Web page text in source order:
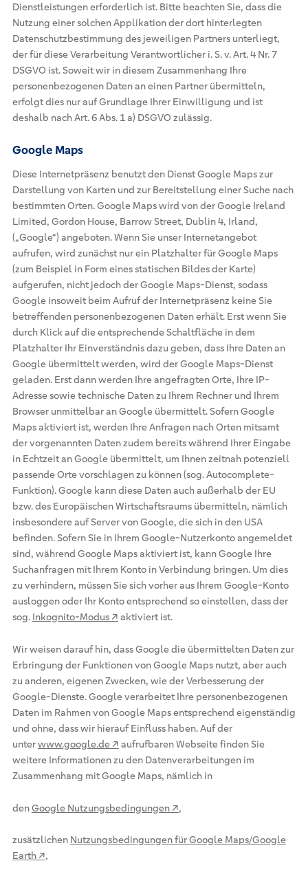
Dienstleistungen erforderlich ist. Bitte beachten Sie, dass die
Nutzung einer solchen Applikation der dort hinterlegten
Datenschutzbestimmung des jeweiligen Partners unterliegt,
der für diese Verarbeitung Verantwortlicher i. S. v. Art. 4 Nr. 7
DSGVO ist. Soweit wir in diesem Zusammenhang Ihre
personenbezogenen Daten an einen Partner übermitteln,
erfolgt dies nur auf Grundlage Ihrer Einwilligung und ist
deshalb nach Art. 6 Abs. 1 a) DSGVO zulässig.
Google Maps
Diese Internetpräsenz benutzt den Dienst Google Maps zur
Darstellung von Karten und zur Bereitstellung einer Suche nach
bestimmten Orten. Google Maps wird von der Google Ireland
Limited, Gordon House, Barrow Street, Dublin 4, Irland,
(„Google“) angeboten. Wenn Sie unser Internetangebot
aufrufen, wird zunächst nur ein Platzhalter für Google Maps
(zum Beispiel in Form eines statischen Bildes der Karte)
aufgerufen, nicht jedoch der Google Maps-Dienst, sodass
Google insoweit beim Aufruf der Internetpräsenz keine Sie
betreffenden personenbezogenen Daten erhält. Erst wenn Sie
durch Klick auf die entsprechende Schaltfläche in dem
Platzhalter Ihr Einverständnis dazu geben, dass Ihre Daten an
Google übermittelt werden, wird der Google Maps-Dienst
geladen. Erst dann werden Ihre angefragten Orte, Ihre IP-
Adresse sowie technische Daten zu Ihrem Rechner und Ihrem
Browser unmittelbar an Google übermittelt. Sofern Google
Maps aktiviert ist, werden Ihre Anfragen nach Orten mitsamt
der vorgenannten Daten zudem bereits während Ihrer Eingabe
in Echtzeit an Google übermittelt, um Ihnen zeitnah potenziell
passende Orte vorschlagen zu können (sog. Autocomplete-
Funktion). Google kann diese Daten auch außerhalb der EU
bzw. des Europäischen Wirtschaftsraums übermitteln, nämlich
insbesondere auf Server von Google, die sich in den USA
befinden. Sofern Sie in Ihrem Google-Nutzerkonto angemeldet
sind, während Google Maps aktiviert ist, kann Google Ihre
Suchanfragen mit Ihrem Konto in Verbindung bringen. Um dies
zu verhindern, müssen Sie sich vorher aus Ihrem Google-Konto
ausloggen oder Ihr Konto entsprechend so einstellen, dass der
sog. Inkognito-Modus ↗ aktiviert ist.
Wir weisen darauf hin, dass Google die übermittelten Daten zur
Erbringung der Funktionen von Google Maps nutzt, aber auch
zu anderen, eigenen Zwecken, wie der Verbesserung der
Google-Dienste. Google verarbeitet Ihre personenbezogenen
Daten im Rahmen von Google Maps entsprechend eigenständig
und ohne, dass wir hierauf Einfluss haben. Auf der
unterwww.google.de ↗ aufrufbaren Webseite finden Sie
weitere Informationen zu den Datenverarbeitungen im
Zusammenhang mit Google Maps, nämlich in
denGoogle Nutzungsbedingungen ↗,
zusätzlichen Nutzungsbedingungen für Google Maps/Google
Earth ↗,